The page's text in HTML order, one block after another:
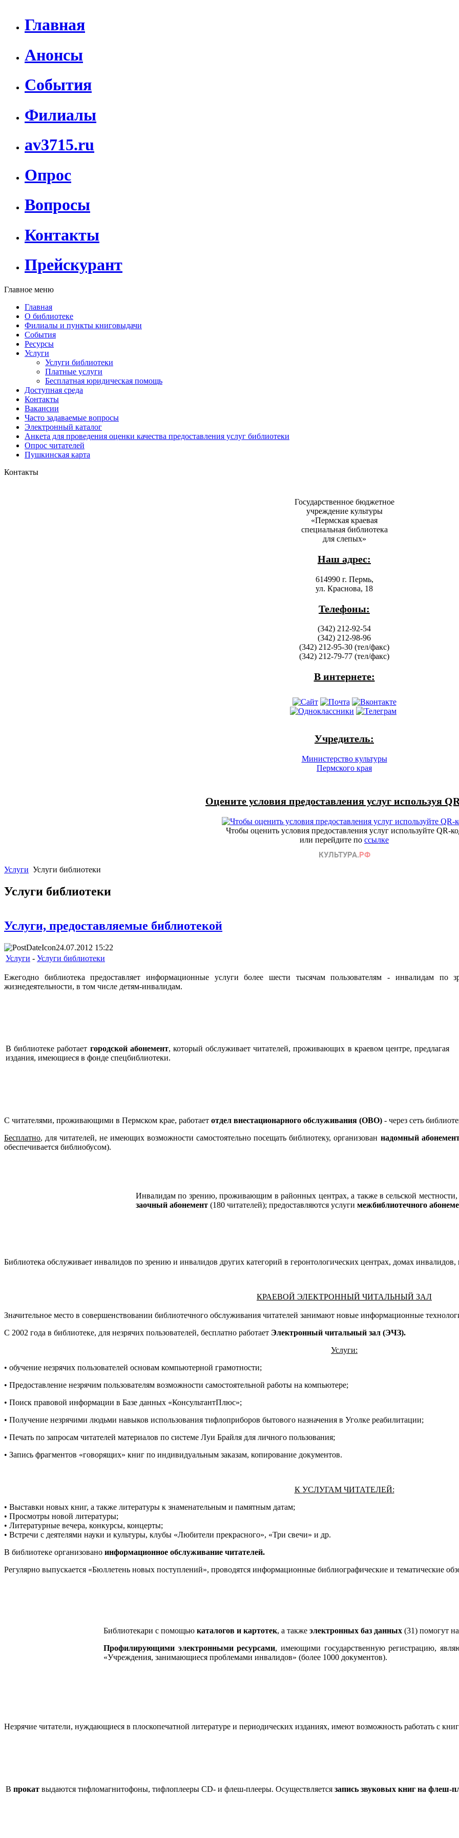
Главная
Анонсы
События
Филиалы
av3715.ru
Опрос
Вопросы
Контакты
Прейскурант
Главное меню
Главная
О библиотеке
Филиалы и пункты книговыдачи
События
Ресурсы
Услуги
Услуги библиотеки
Платные услуги
Бесплатная юридическая помощь
Доступная среда
Контакты
Вакансии
Часто задаваемые вопросы
Электронный каталог
Анкета для проведения оценки качества предоставления услуг библиотеки
Опрос читателей
Пушкинская карта
Контакты
Государственное бюджетное
учреждение культуры
«Пермская краевая
специальная библиотека
для слепых»
Наш адрес:
614990 г. Пермь,
ул. Краснова, 18
Телефоны:
(342) 212-92-54
(342) 212-98-96
(342) 212-95-30 (тел/факс)
(342) 212-79-77 (тел/факс)
В интернете:
Учредитель:
Министерство культуры
Пермского края
Оцените условия предоставления услуг используя
Чтобы оценить условия предоставления услуг используйте QR-
или перейдите по ссылке
Услуги Услуги библиотеки
Услуги библиотеки
Услуги, предоставляемые библиотекой
24.07.2012 15:22
Услуги - Услуги библиотеки
Ежегодно библиотека предоставляет информационные услуги более шести тысячам пользователям - инвалидам
жизнедеятельности, в том числе детям-инвалидам.
В библиотеке работает городской абонемент, который обслуживает читателей, проживающих в краевом центре, предлагая
издания, имеющиеся в фонде спецбиблиотеки.
С читателями, проживающими в Пермском крае, работает отдел внестационарного обслуживания (ОВО) - через сеть
Бесплатно, для читателей, не имеющих возможности самостоятельно посещать библиотеку, организован надомный
обеспечивается библиобусом).
Инвалидам по зрению, проживающим в районных центрах, а также в сельской местности,
заочный абонемент (180 читателей); предоставляются услуги межбиблиотечного
Библиотека обслуживает инвалидов по зрению и инвалидов других категорий в геронтологических центрах, домах
КРАЕВОЙ ЭЛЕКТРОННЫЙ ЧИТАЛЬНЫЙ ЗАЛ
Значительное место в совершенствовании библиотечного обслуживания читателей занимают новые информационные
С 2002 года в библиотеке, для незрячих пользователей, бесплатно работает Электронный читальный зал (ЭЧЗ).
Услуги:
• обучение незрячих пользователей основам компьютерной грамотности;
• Предоставление незрячим пользователям возможности самостоятельной работы на компьютере;
• Поиск правовой информации в Базе данных «КонсультантПлюс»;
• Получение незрячими людьми навыков использования тифлоприборов бытового назначения в Уголке реабилитации;
• Печать по запросам читателей материалов по системе Луи Брайля для личного пользования;
• Запись фрагментов «говорящих» книг по индивидуальным заказам, копирование документов.
К УСЛУГАМ ЧИТАТЕЛЕЙ:
• Выставки новых книг, а также литературы к знаменательным и памятным датам;
• Просмотры новой литературы;
• Литературные вечера, конкурсы, концерты;
• Встречи с деятелями науки и культуры, клубы «Любители прекрасного», «Три свечи» и др.
В библиотеке организовано информационное обслуживание читателей.
Регулярно выпускается «Бюллетень новых поступлений», проводятся информационные библиографические и тематические
Библиотекари с помощью каталогов и картотек, а также электронных баз данных (31) помогут
Профилирующими электронными ресурсами, имеющими государственную регистрацию,
«Учреждения, занимающиеся проблемами инвалидов» (более 1000 документов).
Незрячие читатели, нуждающиеся в плоскопечатной литературе и периодических изданиях, имеют возможность работать с
В прокат выдаются тифломагнитофоны, тифлоплееры CD- и флеш-плееры. Осуществляется запись звуковых книг на флеш-